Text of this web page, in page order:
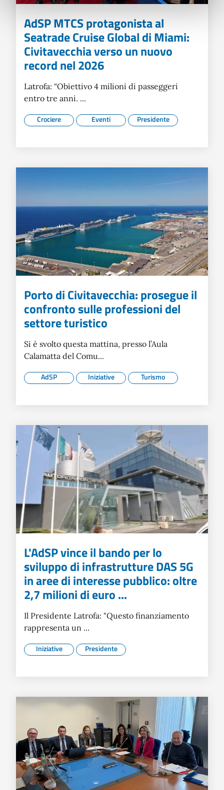
AdSP MTCS protagonista al
Seatrade Cruise Global di Miami:
Civitavecchia verso un nuovo
record nel 2026
Latrofa: “Obiettivo 4 milioni di passeggeri
entro tre anni. ...
Crociere Eventi Presidente
Porto di Civitavecchia: prosegue il
confronto sulle professioni del
settore turistico
Si è svolto questa mattina, presso l’Aula
Calamatta del Comu...
AdSP Iniziative Turismo
L'AdSP vince il bando per lo
sviluppo di infrastrutture DAS 5G
in aree di interesse pubblico: oltre
2,7 milioni di euro ...
Il Presidente Latrofa: "Questo finanziamento
rappresenta un ...
Iniziative Presidente